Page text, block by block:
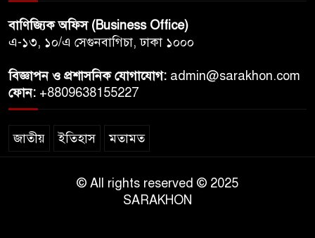
বাণিজ্যিক অফিস (Business Office)
এ-১৩, ১০/এ সেগুনবাগিচা, ঢাকা ১০০০
বিজ্ঞাপন ও প্রশাসনিক যোগাযোগ: admin@sarakhon.com
ফোন: +8809638155227
জাতীয় ইতিহাস মতামত
© All rights reserved © 2025
SARAKHON